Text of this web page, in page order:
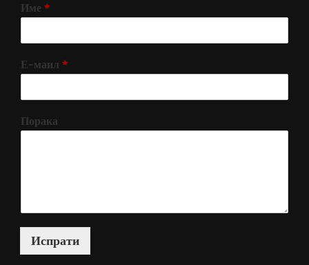
Име *
Е-маил *
Порака
Испрати